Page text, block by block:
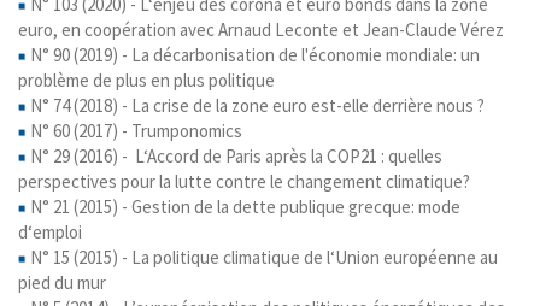
euro, en coopération avec Arnaud Leconte et Jean-Claude Vérez
N° 90 (2019) - La décarbonisation de l'économie mondiale: un
problème de plus en plus politique
N° 74 (2018) - La crise de la zone euro est-elle derrière nous ?
N° 60 (2017) - Trumponomics
N° 29 (2016) - L‘Accord de Paris après la COP21 : quelles
perspectives pour la lutte contre le changement climatique?
N° 21 (2015) - Gestion de la dette publique grecque: mode
d‘emploi
N° 15 (2015) - La politique climatique de l‘Union européenne au
pied du mur